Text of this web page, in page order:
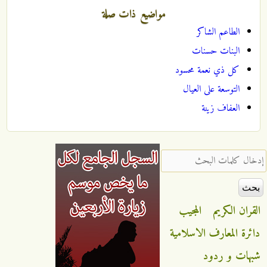
مواضيع ذات صلة
الطاعم الشاكر
البنات حسنات
كل ذي نعمة محسود
التوسعة على العيال
العفاف زينة
‏إدخال كلمات البحث ‏
القران الكريم
المجيب
دائرة المعارف الاسلامية
شبهات و ردود